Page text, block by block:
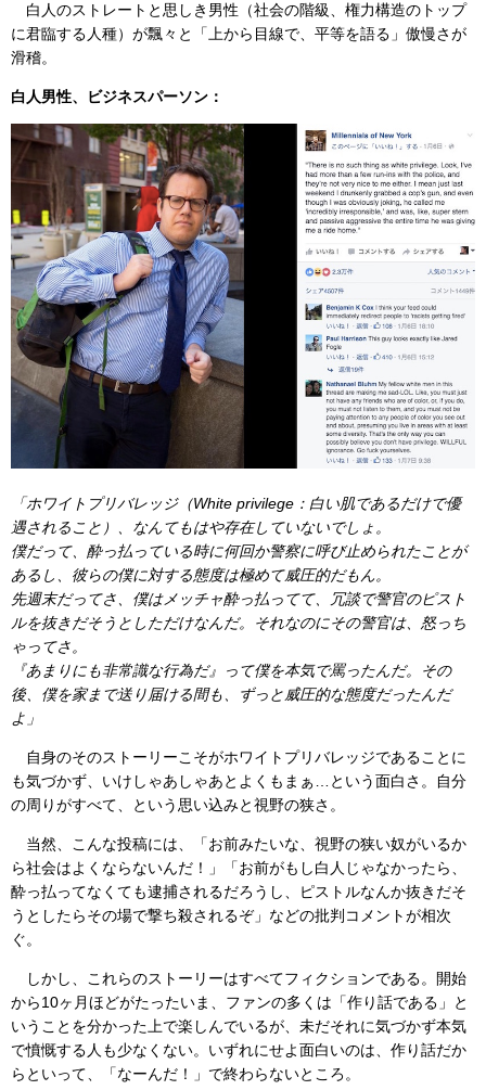
白人のストレートと思しき男性（社会の階級、権力構造のトップ
に君臨する人種）が飄々と「上から目線で、平等を語る」傲慢さが
滑稽。
白人男性、ビジネスパーソン：
「ホワイトプリバレッジ（White privilege：白い肌であるだけで優
遇されること）、なんてもはや存在していないでしょ。
僕だって、酔っ払っている時に何回か警察に呼び止められたことが
あるし、彼らの僕に対する態度は極めて威圧的だもん。
先週末だってさ、僕はメッチャ酔っ払ってて、冗談で警官のピスト
ルを抜きだそうとしただけなんだ。それなのにその警官は、怒っち
ゃってさ。
『あまりにも非常識な行為だ』って僕を本気で罵ったんだ。その
後、僕を家まで送り届ける間も、ずっと威圧的な態度だったんだ
よ」
自身のそのストーリーこそがホワイトプリバレッジであることに
も気づかず、いけしゃあしゃあとよくもまぁ…という面白さ。自分
の周りがすべて、という思い込みと視野の狭さ。
当然、こんな投稿には、「お前みたいな、視野の狭い奴がいるか
ら社会はよくならないんだ！」「お前がもし白人じゃなかったら、
酔っ払ってなくても逮捕されるだろうし、ピストルなんか抜きだそ
うとしたらその場で撃ち殺されるぞ」などの批判コメントが相次
ぐ。
しかし、これらのストーリーはすべてフィクションである。開始
から10ヶ月ほどがたったいま、ファンの多くは「作り話である」と
いうことを分かった上で楽しんでいるが、未だそれに気づかず本気
で憤慨する人も少なくない。いずれにせよ面白いのは、作り話だか
らといって、「なーんだ！」で終わらないところ。